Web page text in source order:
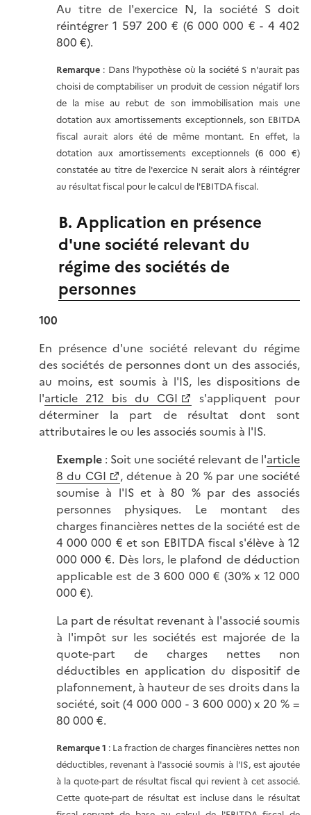
Au titre de l'exercice N, la société S doit
réintégrer 1 597 200 € (6 000 000 € - 4 402
800 €).
Remarque : Dans l'hypothèse où la société S n'aurait pas
choisi de comptabiliser un produit de cession négatif lors
de la mise au rebut de son immobilisation mais une
dotation aux amortissements exceptionnels, son EBITDA
fiscal aurait alors été de même montant. En effet, la
dotation aux amortissements exceptionnels (6 000 €)
constatée au titre de l'exercice N serait alors à réintégrer
au résultat fiscal pour le calcul de l'EBITDA fiscal.
B. Application en présence
d'une société relevant du
régime des sociétés de
personnes
100
En présence d'une société relevant du régime
des sociétés de personnes dont un des associés,
au moins, est soumis à l'IS, les dispositions de
l'article 212 bis du CGI
s'appliquent pour
déterminer la part de résultat dont sont
attributaires le ou les associés soumis à l'IS.
Exemple: Soit une société relevant de l'article
8 du CGI
, détenue à 20 % par une société
soumise à l'IS et à 80 % par des associés
personnes physiques. Le montant des
charges financières nettes de la société est de
4 000 000 € et son EBITDA fiscal s'élève à 12
000 000 €. Dès lors, le plafond de déduction
applicable est de 3 600 000 € (30% x 12 000
000 €).
La part de résultat revenant à l'associé soumis
à l'impôt sur les sociétés est majorée de la
quote-part de charges nettes non
déductibles en application du dispositif de
plafonnement, à hauteur de ses droits dans la
société, soit (4 000 000 - 3 600 000) x 20 % =
80 000 €.
Remarque1 : La fraction de charges financières nettes non
déductibles, revenant à l'associé soumis à l'IS, est ajoutée
à la quote-part de résultat fiscal qui revient à cet associé.
Cette quote-part de résultat est incluse dans le résultat